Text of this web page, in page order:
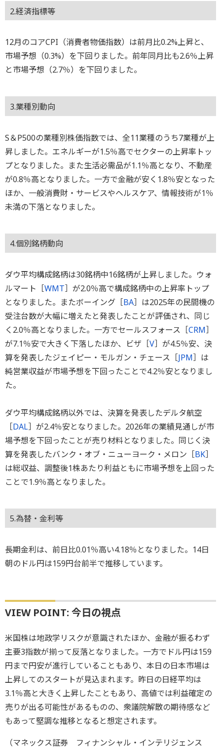
2.経済指標等
12月のコアCPI（消費者物価指数）は前月比0.2%上昇と、
市場予想（0.3%）を下回りました。前年同月比も2.6％上昇
と市場予想（2.7％）を下回りました。
3.業種別動向
S＆P500の業種別株価指数では、全11業種のうち7業種が上
昇しました。エネルギーが1.5％高でセクターの上昇率トッ
プとなりました。また生活必需品が1.1％高となり、不動産
が0.8％高となりました。一方で金融が安く1.8％安となった
ほか、一般消費財・サービスやヘルスケア、情報技術が1％
未満の下落となりました。
4.個別銘柄動向
ダウ平均構成銘柄は30銘柄中16銘柄が上昇しました。ウォ
ルマート［WMT］が2.0％高で構成銘柄中の上昇率トップ
となりました。またボーイング［BA］は2025年の民間機の
受注台数が大幅に増えたと発表したことが評価され、同じ
く2.0％高となりました。一方でセールスフォース［CRM］
が7.1％安で大きく下落したほか、ビザ［V］が4.5％安、決
算を発表したジェイピー・モルガン・チェース［JPM］は
純営業収益が市場予想を下回ったことで4.2％安となりまし
た。
ダウ平均構成銘柄以外では、決算を発表したデルタ航空
［DAL］が2.4％安となりました。2026年の業績見通しが市
場予想を下回ったことが売り材料となりました。同じく決
算を発表したバンク・オブ・ニューヨーク・メロン［BK］
は総収益、調整後1株あたり利益ともに市場予想を上回った
ことで1.9％高となりました。
5.為替・金利等
長期金利は、前日比0.01％高い4.18％となりました。14日
朝のドル円は159円台前半で推移しています。
VIEW POINT: 今日の視点
米国株は地政学リスクが意識されたほか、金融が振るわず
主要3指数が揃って反落となりました。一方でドル円は159
円まで円安が進行していることもあり、本日の日本市場は
上昇してのスタートが見込まれます。昨日の日経平均は
3.1％高と大きく上昇したこともあり、高値では利益確定の
売りが出る可能性があるものの、衆議院解散の期待感など
もあって堅調な推移となると想定されます。
（マネックス証券 フィナンシャル・インテリジェンス